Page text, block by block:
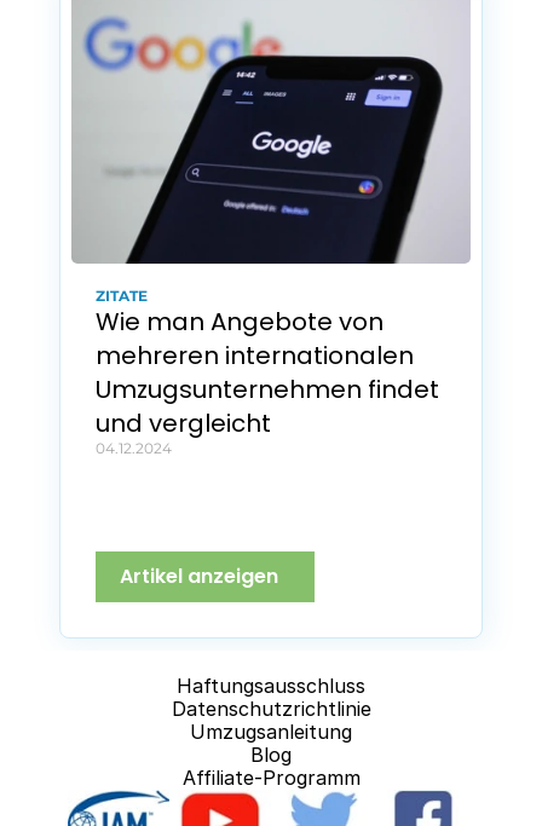
ZITATE
Wie man Angebote von
mehreren internationalen
Umzugsunternehmen findet
und vergleicht
04.12.2024
Artikel anzeigen
Haftungsausschluss
Datenschutzrichtlinie
Umzugsanleitung
Blog
Affiliate-Programm